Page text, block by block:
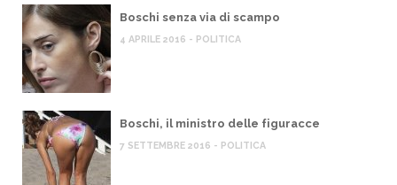
Boschi senza via di scampo
4 APRILE 2016 - POLITICA
Boschi, il ministro delle figuracce
7 SETTEMBRE 2016 - POLITICA